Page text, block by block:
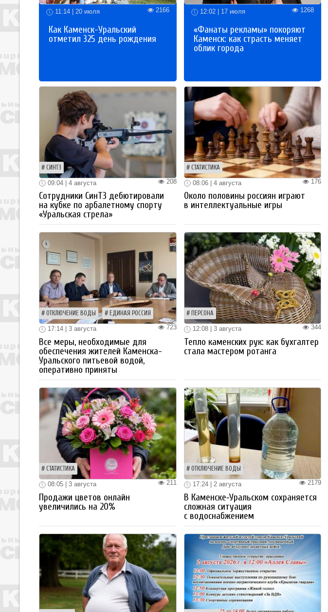
11:14 | 20 июля 2166
Как Каменск-Уральский
отметил 325 день рождения
12:02 | 17 июля 1268
«Фанаты рекламы» покоряют
Каменск: как страсть меняет
облик города
СИНТЗ
208
09:04 | 4 августа
Сотрудники СинТЗ дебютировали
на кубке по арбалетному спорту
«Уральская стрела»
СТАТИСТИКА
176
08:06 | 4 августа
Около половины россиян играют
в интеллектуальные игры
ОТКЛЮЧЕНИЕ ВОДЫ ЕДИНАЯ РОССИЯ
723
17:14 | 3 августа
Все меры, необходимые для
обеспечения жителей Каменска-
Уральского питьевой водой,
оперативно приняты
ПЕРСОНА
344
12:08 | 3 августа
Тепло каменских рук: как бухгалтер
стала мастером ротанга
СТАТИСТИКА
211
08:05 | 3 августа
Продажи цветов онлайн
увеличились на 20%
ОТКЛЮЧЕНИЕ ВОДЫ
2179
17:24 | 2 августа
В Каменске‑Уральском сохраняется
сложная ситуация
с водоснабжением